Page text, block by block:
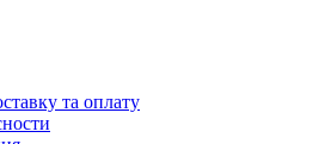
та оплату